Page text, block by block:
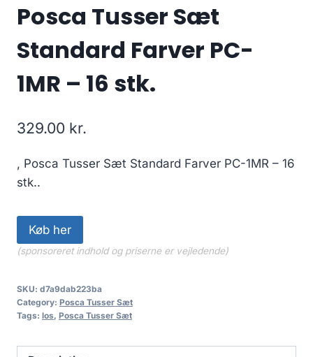
Posca Tusser Sæt
Standard Farver PC-
1MR – 16 stk.
329.00 kr.
, Posca Tusser Sæt Standard Farver PC-1MR – 16
stk..
Køb her
(sponsoreret indhold og priserne er vejledende)
SKU: d7a9dab223ba
Category: Posca Tusser Sæt
Tags: los, Posca Tusser Sæt